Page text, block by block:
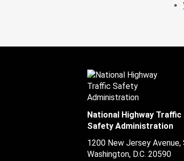
National Highway Traffic
Safety Administration
1200 New Jersey Avenue,
Washington, D.C. 20590